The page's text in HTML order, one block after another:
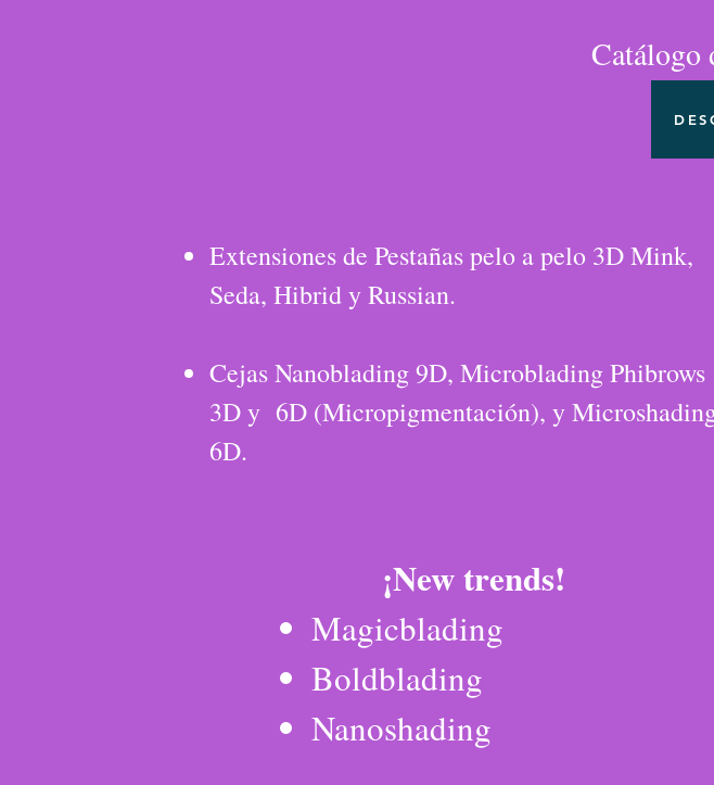
Catálogo
Extensiones de Pestañas pelo a pelo 3D Mink,
Seda, Hibrid y Russian.
Cejas Nanoblading 9D, Microblading Phibrows
3D y 6D (Micropigmentación), y
6D.
¡New trends!
Magicblading
Boldblading
Nanoshading